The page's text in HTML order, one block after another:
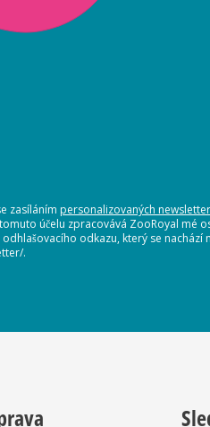
zasíláním personalizovaných
účelu zpracovává ZooRoyal mé
odkazu, který se
.